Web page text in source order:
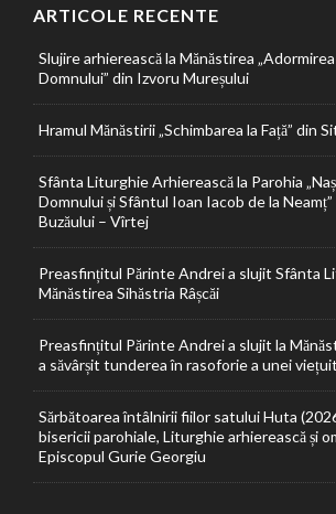
ARTICOLE RECENTE
Slujire arhierească la Mănăstirea
Domnului” din Izvoru Mureșului
Hramul Mănăstirii „Schimbarea la Față” din
Sfânta Liturghie Arhierească la Parohia
Domnului și Sfântul Ioan Iacob de la
Buzăului – Vîrtej
Preasfințitul Părinte Andrei a slujit Sfânta
Mănăstirea Sihăstria Râșcăi
Preasfințitul Părinte Andrei a slujit la
a săvârșit tunderea în rasoforie a unei
Sărbătoarea întâlnirii fiilor satului Huta
bisericii parohiale, Liturghie arhierească și
Episcopul Gurie Georgiu